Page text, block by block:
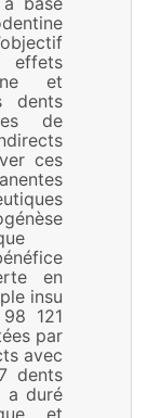
et
dents
de
ces
en
insu.
98
par
avec
dents
a duré
et